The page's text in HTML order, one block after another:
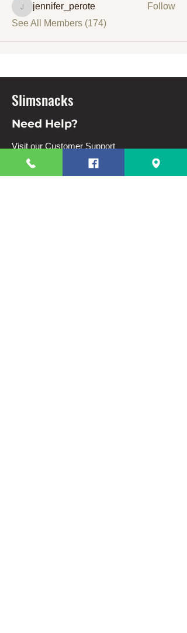
jennifer_perote
jennifer_perote
Follow
See All Members (174)
Slimsnacks
Need Help?
Visit our Customer Support
for assistance or call us at